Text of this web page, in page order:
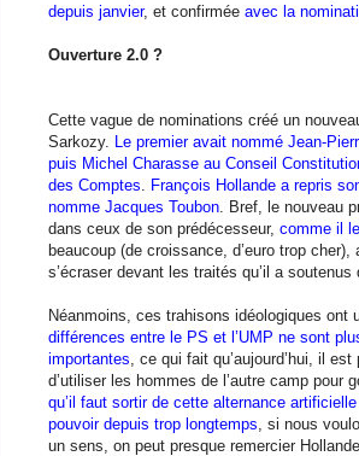
depuis janvier, et confirmée avec la
Ouverture 2.0 ?
Cette vague de nominations créé un
Sarkozy. Le premier avait nommé Jean-
puis Michel Charasse au Conseil
des Comptes
François Hollande a repris
nomme Jacques Toubon . Bref, le nouveau
dans ceux de son prédécesseur, comme il
beaucoup (de croissance, d’euro trop
s’écraser devant les traités qu’il a
Néanmoins, ces trahisons idéologiques ont
différences entre le PS et l’UMP ne sont
importantes , ce qui fait qu’aujourd’hui, il
d’utiliser les hommes de l’autre camp pour
qu’il faut sortir de cette alternance
pouvoir depuis trop longtemps , si nous
un sens, on peut presque remercier